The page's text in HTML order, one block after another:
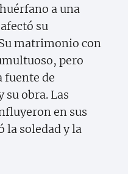
a una
su
matrimonio con
pero
fuente de
su obra. Las
en sus
la soledad y la